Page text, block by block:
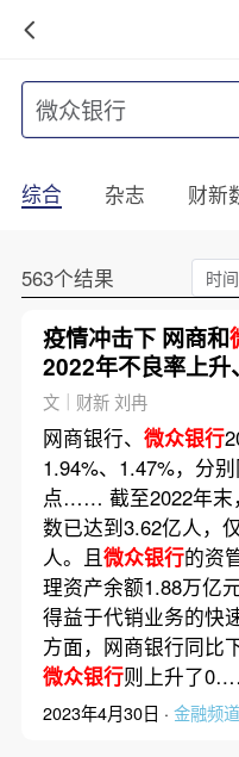
综合 杂志 财新
563个结果
疫情冲击下 网商和
2022年不良率上升
债扩张放缓
文｜财新 刘冉
网商银行、 微众银行
1.94%、1.47%，分
点…… 截至2022年末，
数已达到3.62亿人，
人。且微众银行的资
理资产余额1.88万亿
得益于代销业务的快
方面，网商银行同比
微众银行则上升了
2023年4月30日 · 金融频道